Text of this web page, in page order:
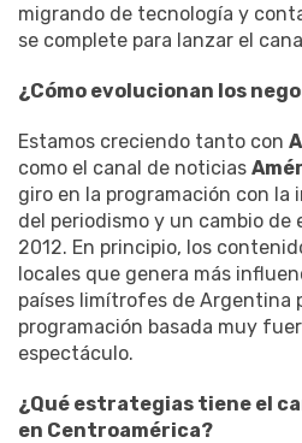
migrando de tecnología y
se complete para lanzar el
¿Cómo evolucionan los
Estamos creciendo tanto con
como el canal de noticias
giro en la programación con la
del periodismo y un cambio de
2012. En principio, los
locales que genera más
países limítrofes de Argentina
programación basada muy
espectáculo.
¿Qué estrategias tiene el
en Centroamérica?